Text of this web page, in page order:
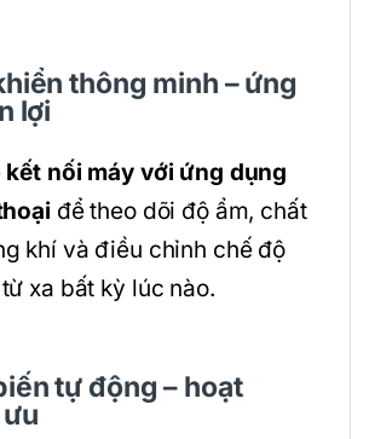
thông minh – ứng
lợi
kết nối máy với ứng dụng
để theo dõi độ ẩm, chất
khí và điều chỉnh chế độ
xa bất kỳ lúc nào.
tự động – hoạt